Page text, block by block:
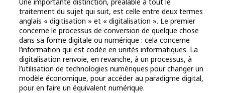
traitement du sujet qui suit, est celle entre deux termes
anglais « digitisation » et « digitalisation ». Le premier
concerne le processus de conversion de quelque chose
dans sa forme digitale ou numérique : cela concerne
l’information qui est codée en unités informatiques. La
digitalisation renvoie, en revanche, à un processus, à
l’utilisation de technologies numériques pour changer un
modèle économique, pour accéder au paradigme digital,
pour en faire un équivalent numérique.